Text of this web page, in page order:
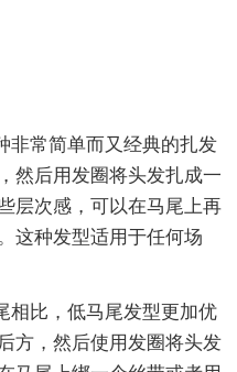
非常简单而又经典的扎发
然后用发圈将头发扎成一
层次感，可以在马尾上再
这种发型适用于任何场
相比，低马尾发型更加优
方，然后使用发圈将头发